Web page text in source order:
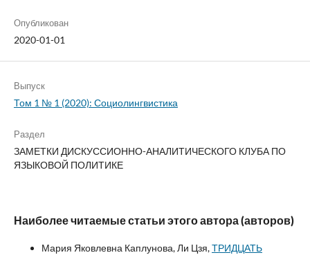
Опубликован
2020-01-01
Выпуск
Том 1 № 1 (2020): Социолингвистика
Раздел
ЗАМЕТКИ ДИСКУССИОННО-АНАЛИТИЧЕСКОГО КЛУБА ПО
ЯЗЫКОВОЙ ПОЛИТИКЕ
Наиболее читаемые статьи этого автора (авторов)
Мария Яковлевна Каплунова, Ли Цзя,ТРИДЦАТЬ